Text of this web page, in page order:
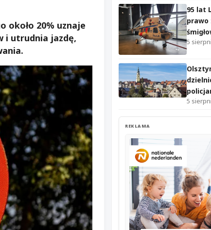
około 20% uznaje
i utrudnia jazdę,
95 lat
prawo
5
5
REKLAMA